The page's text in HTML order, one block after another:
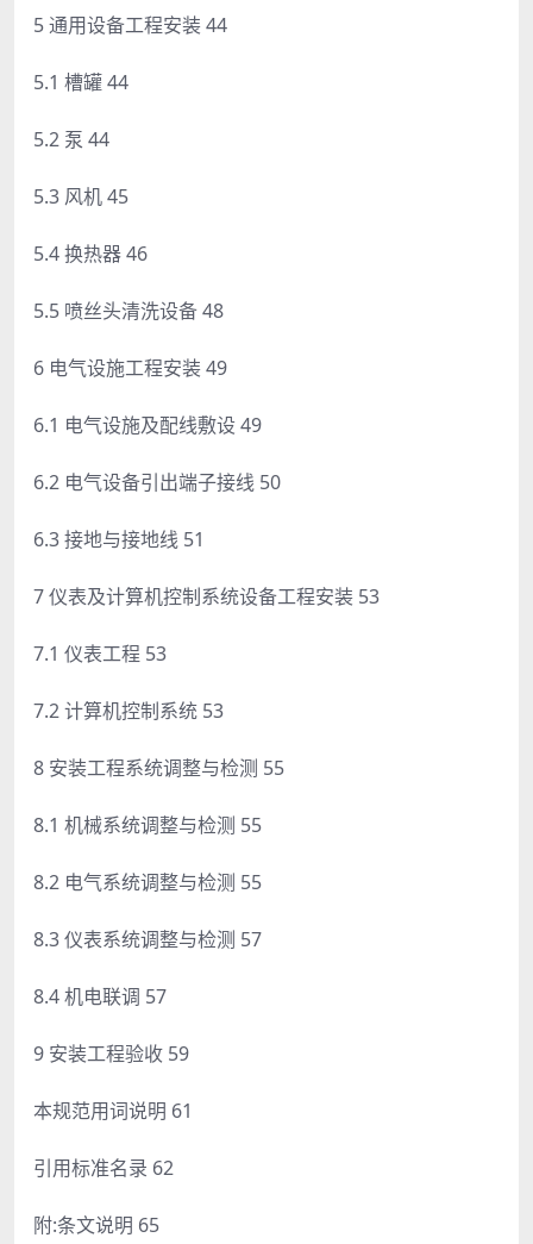
5 通用设备工程安装 44
5.1 槽罐 44
5.2 泵 44
5.3 风机 45
5.4 换热器 46
5.5 喷丝头清洗设备 48
6 电气设施工程安装 49
6.1 电气设施及配线敷设 49
6.2 电气设备引出端子接线 50
6.3 接地与接地线 51
7 仪表及计算机控制系统设备工程安装 53
7.1 仪表工程 53
7.2 计算机控制系统 53
8 安装工程系统调整与检测 55
8.1 机械系统调整与检测 55
8.2 电气系统调整与检测 55
8.3 仪表系统调整与检测 57
8.4 机电联调 57
9 安装工程验收 59
本规范用词说明 61
引用标准名录 62
附:条文说明 65